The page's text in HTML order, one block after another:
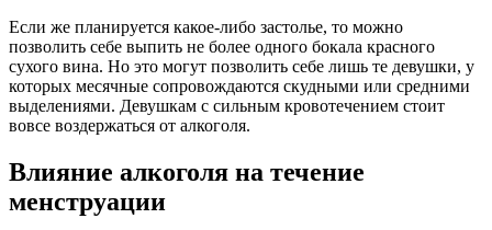
Если же планируется какое-либо застолье, то можно
позволить себе выпить не более одного бокала красного
сухого вина. Но это могут позволить себе лишь те девушки, у
которых месячные сопровождаются скудными или средними
выделениями. Девушкам с сильным кровотечением стоит
вовсе воздержаться от алкоголя.
Влияние алкоголя на течение
менструации